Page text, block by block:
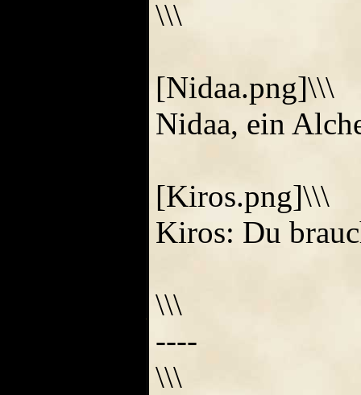
\\\
[Nidaa.png]\\\
Nidaa, ein
[Kiros.png]\\\
Kiros: Du
\\\
----
\\\